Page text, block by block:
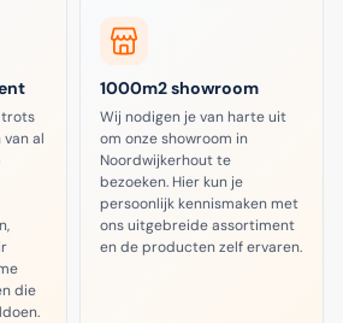
trots
al
die
1000m2 showroom
Wij nodigen je van harte uit
om onze showroom in
Noordwijkerhout te
bezoeken. Hier kun je
persoonlijk kennismaken met
ons uitgebreide assortiment
en de producten zelf ervaren.